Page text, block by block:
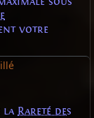
votre
la Rareté des